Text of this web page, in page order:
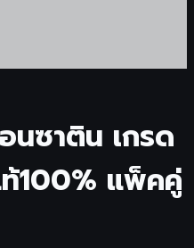
นซาติน เกรด
100% แพ็คคู่